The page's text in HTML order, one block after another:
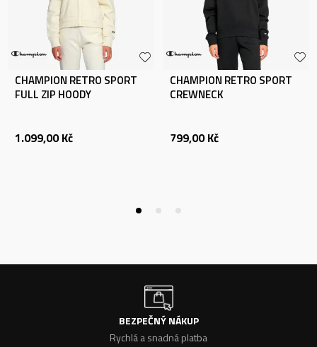
CHAMPION RETRO SPORT
FULL ZIP HOODY
1.099,00 Kč
CHAMPION RETRO SPORT
CREWNECK
799,00 Kč
BEZPEČNÝ NÁKUP
Rychlá a snadná platba